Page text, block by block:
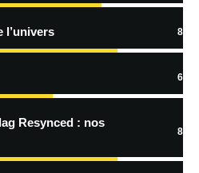
l’univers 8
6
Resynced : nos
8